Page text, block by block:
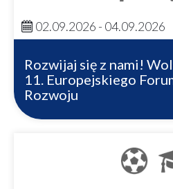
02.09.2026 - 04.09.2026
Rozwijaj się z nami!
11. Europejskiego
Rozwoju